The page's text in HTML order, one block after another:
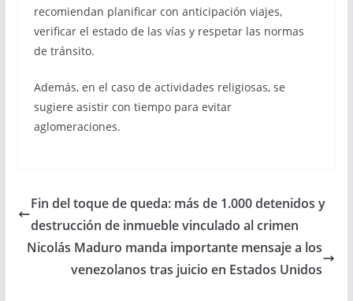
recomiendan planificar con anticipación viajes,
verificar el estado de las vías y respetar las normas
de tránsito.
Además, en el caso de actividades religiosas, se
sugiere asistir con tiempo para evitar
aglomeraciones.
Fin del toque de queda: más de 1.000 detenidos y
destrucción de inmueble vinculado al crimen
Nicolás Maduro manda importante mensaje a los
venezolanos tras juicio en Estados Unidos